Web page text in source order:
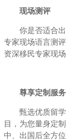
现场测评
你是否适合
专家现场语言测
资深移民专家现
尊享定制服务
甄选优质留
目，为您量身定
中、出国后全方位